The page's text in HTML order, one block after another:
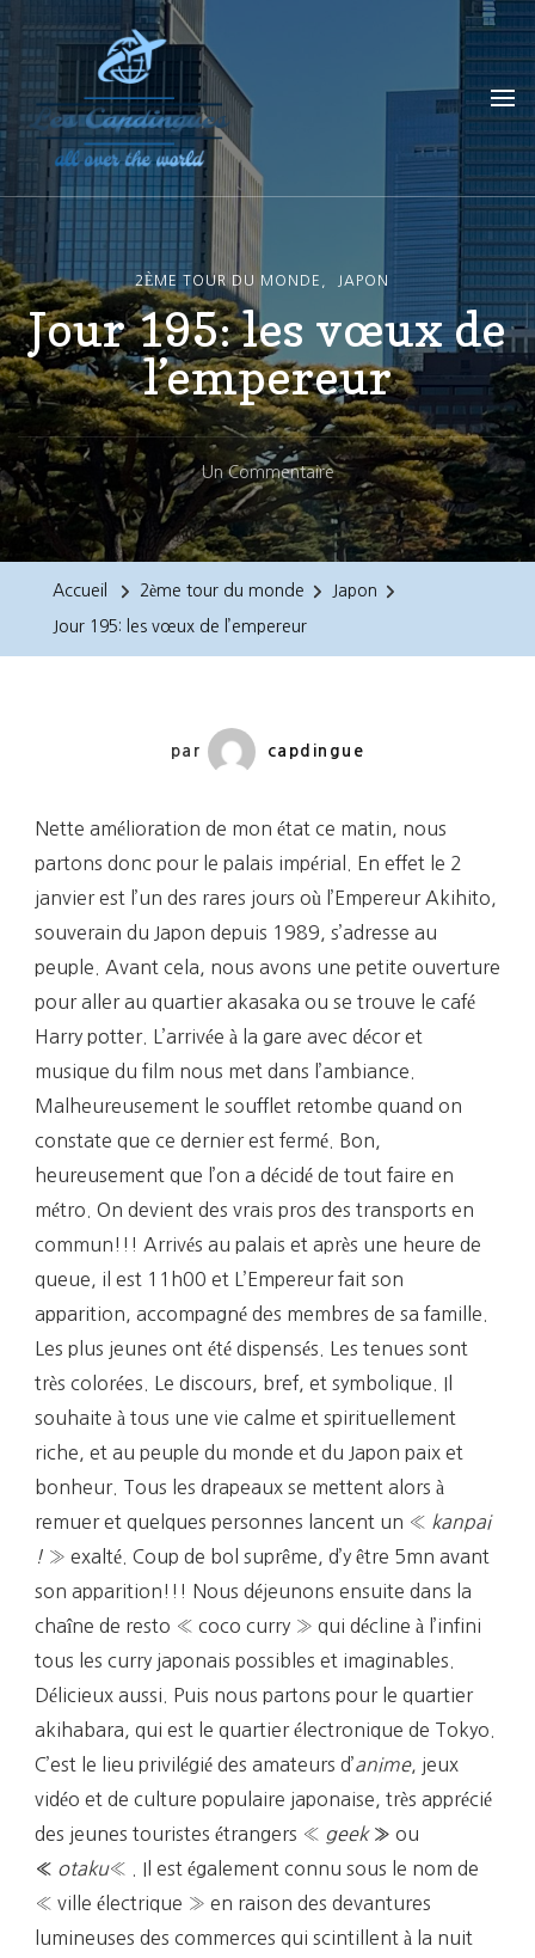
Les Capdingues
blog de voyage
2ÈME TOUR DU MONDE JAPON
Jour 195: les vœux de
l’empereur
Un CommentaireSur
Jour
195:
Accueil 2ème tour du monde Japon
Jour 195: les vœux de l’empereur
par capdingue
Nette amélioration de mon état ce matin, nous
partons donc pour le palais impérial. En effet le 2
janvier est l’un des rares jours où l’Empereur Akihito,
souverain du Japon depuis 1989, s’adresse au
peuple. Avant cela, nous avons une petite ouverture
pour aller au quartier akasaka ou se trouve le café
Harry potter. L’arrivée à la gare avec décor et
musique du film nous met dans l’ambiance.
Malheureusement le soufflet retombe quand on
constate que ce dernier est fermé. Bon,
heureusement que l’on a décidé de tout faire en
métro. On devient des vrais pros des transports en
commun!!! Arrivés au palais et après une heure de
queue, il est 11h00 et L’Empereur fait son
apparition, accompagné des membres de sa famille.
Les plus jeunes ont été dispensés. Les tenues sont
très colorées. Le discours, bref, et symbolique. Il
souhaite à tous une vie calme et spirituellement
riche, et au peuple du monde et du Japon paix et
bonheur. Tous les drapeaux se mettent alors à
remuer et quelques personnes lancent un « kanpai
! » exalté. Coup de bol suprême, d’y être 5mn avant
son apparition!!! Nous déjeunons ensuite dans la
chaîne de resto « coco curry » qui décline à l’infini
tous les curry japonais possibles et imaginables.
Délicieux aussi. Puis nous partons pour le quartier
akihabara, qui est le quartier électronique de Tokyo.
C’est le lieu privilégié des amateurs d’anime, jeux
vidéo et de culture populaire japonaise, très apprécié
des jeunes touristes étrangers « geek» ou
« otaku« . Il est également connu sous le nom de
« ville électrique » en raison des devantures
lumineuses des commerces qui scintillent à la nuit